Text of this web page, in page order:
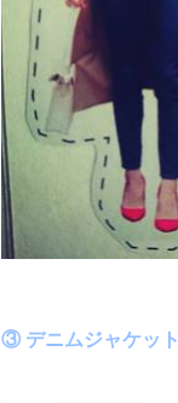
③ デニムジャケット